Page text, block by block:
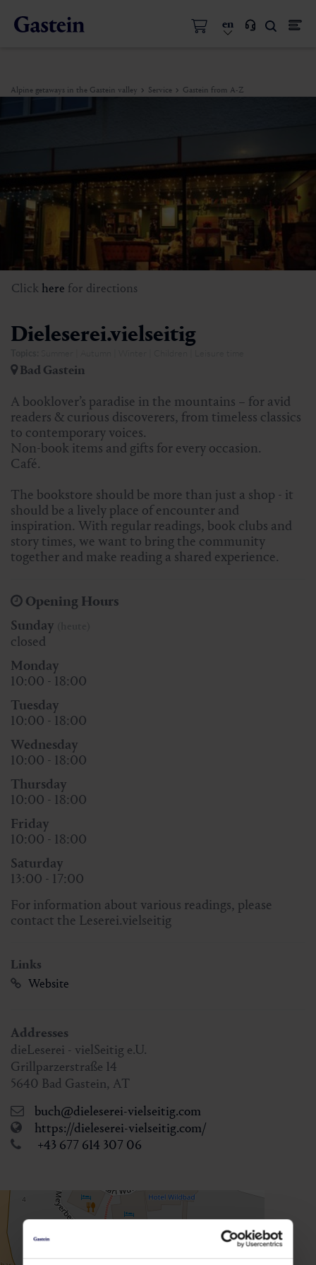
en
Alpine getaways in the Gastein valley Service Gastein from A-Z
Click here for directions
Dieleserei.vielseitig
Bad Gastein
A booklover’s paradise in the mountains – for avid
readers & curious discoverers, from timeless classics
to contemporary voices.
Non-book items and gifts for every occasion.
Café.
The bookstore should be more than just a shop - it
should be a lively place of encounter and
inspiration. With regular readings, book clubs and
story times, we want to bring the community
together and make reading a shared experience.
Opening Hours
Sunday
closed
Monday
10:00 - 18:00
Tuesday
10:00 - 18:00
Wednesday
10:00 - 18:00
Thursday
10:00 - 18:00
Friday
10:00 - 18:00
Saturday
13:00 - 17:00
For information about various readings, please
contact the Leserei.vielseitig
Links
Website
Addresses
dieLeserei - vielSeitig e.U.
Grillparzerstraße 14
5640 Bad Gastein, AT
buch@dieleserei-vielseitig.com
https://dieleserei-vielseitig.com/
+43 677 614 307 06